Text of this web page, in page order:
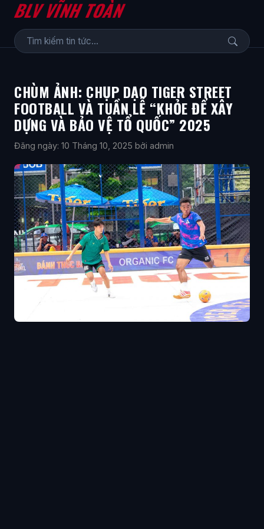
BLV VĨNH TOÀN
CHÙM ẢNH: CHỤP DẠO TIGER STREET
FOOTBALL VÀ TUẦN LỄ “KHỎE ĐỂ XÂY
DỰNG VÀ BẢO VỆ TỔ QUỐC” 2025
Đăng ngày: 10 Tháng 10, 2025 bởi admin